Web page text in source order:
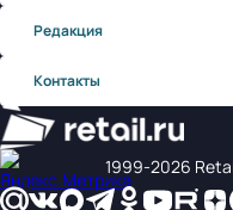
Редакция
Контакты
1999‑2026